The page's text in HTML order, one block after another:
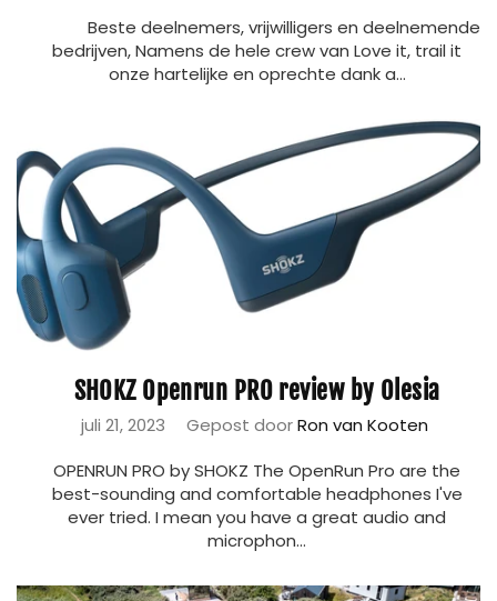
Beste deelnemers, vrijwilligers en deelnemende
bedrijven, Namens de hele crew van Love it, trail it
onze hartelijke en oprechte dank a...
SHOKZ Openrun PRO review by Olesia
juli 21, 2023 Gepost doorRon van Kooten
OPENRUN PRO by SHOKZ The OpenRun Pro are the
best-sounding and comfortable headphones I've
ever tried. I mean you have a great audio and
microphon...